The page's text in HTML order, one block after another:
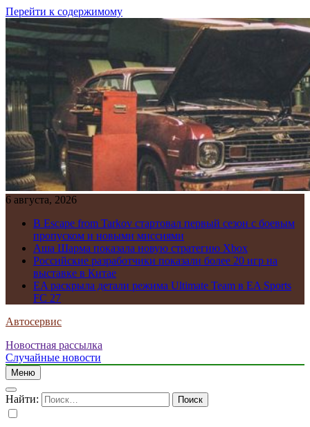
Перейти к содержимому
6 августа, 2026
В Escape from Tarkov стартовал первый сезон с боевым
пропуском и новыми миссиями
Аша Шарма показала новую стратегию Xbox
Российские разработчики показали более 20 игр на
выставке в Китае
EA раскрыла детали режима Ultimate Team в EA Sports
FC 27
Автосервис
Новостная рассылка
Случайные новости
Меню
Найти: